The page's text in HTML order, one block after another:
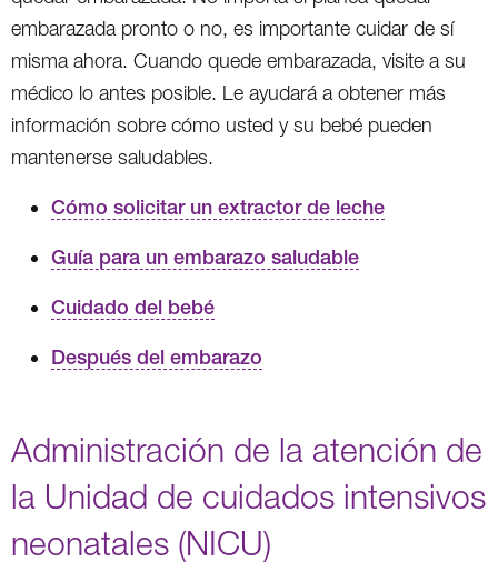
embarazada pronto o no, es importante cuidar de sí
misma ahora. Cuando quede embarazada, visite a su
médico lo antes posible. Le ayudará a obtener más
información sobre cómo usted y su bebé pueden
mantenerse saludables.
Cómo solicitar un extractor de leche
Guía para un embarazo saludable
Cuidado del bebé
Después del embarazo
Administración de la atención de
la Unidad de cuidados intensivos
neonatales (NICU)